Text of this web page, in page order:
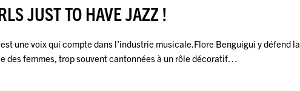
JUST TO HAVE JAZZ !
une voix qui compte dans l’industrie musicale.Flore Benguigui y défend la
des femmes, trop souvent cantonnées à un rôle décoratif…